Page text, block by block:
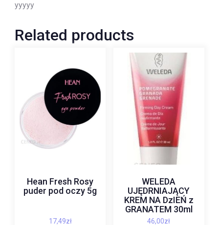
yyyyy
Related products
Hean Fresh Rosy
puder pod oczy 5g
17,49zł
WELEDA
UJĘDRNIAJĄCY
KREM NA DzIEŃ z
GRANATEM 30ml
46,00zł